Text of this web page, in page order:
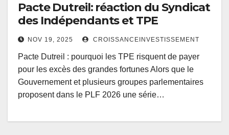
Pacte Dutreil: réaction du Syndicat
des Indépendants et TPE
NOV 19, 2025 CROISSANCEINVESTISSEMENT
Pacte Dutreil : pourquoi les TPE risquent de payer
pour les excès des grandes fortunes Alors que le
Gouvernement et plusieurs groupes parlementaires
proposent dans le PLF 2026 une série…